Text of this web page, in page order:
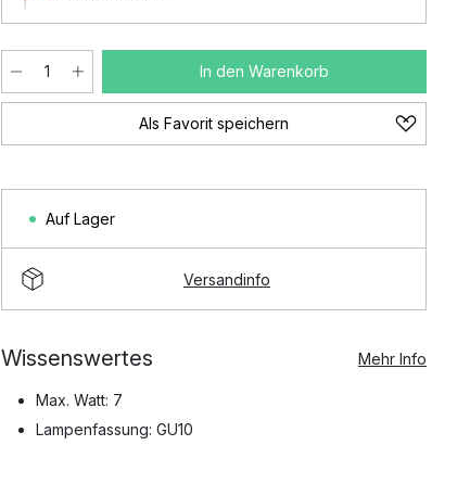
In den Warenkorb
Als Favorit speichern
Auf Lager
Versandinfo
Wissenswertes Mehr Info
Max. Watt: 7
Lampenfassung: GU10